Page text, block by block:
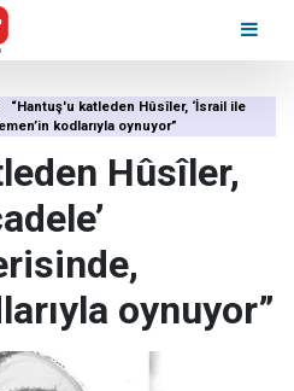
“Hantuş'u katleden Hûsîler, ‘İsrail ile
kodlarıyla oynuyor”
Hûsîler,
oynuyor”